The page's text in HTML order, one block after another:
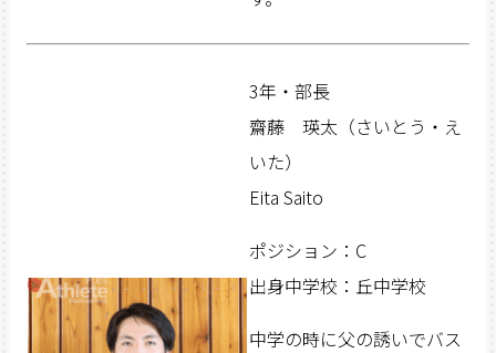
3年・部長
齋藤 瑛太（さいとう・え
いた）
Eita Saito
ポジション：C
出身中学校：丘中学校
中学の時に父の誘いでバス